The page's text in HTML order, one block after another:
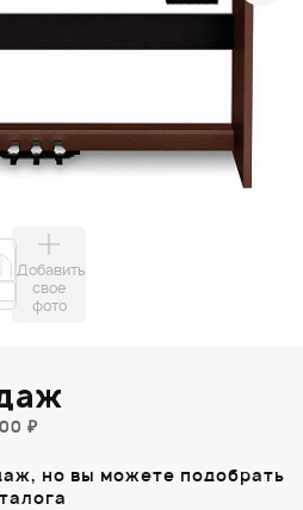
Добавить
свое
фото
₽
но вы можете подобрать